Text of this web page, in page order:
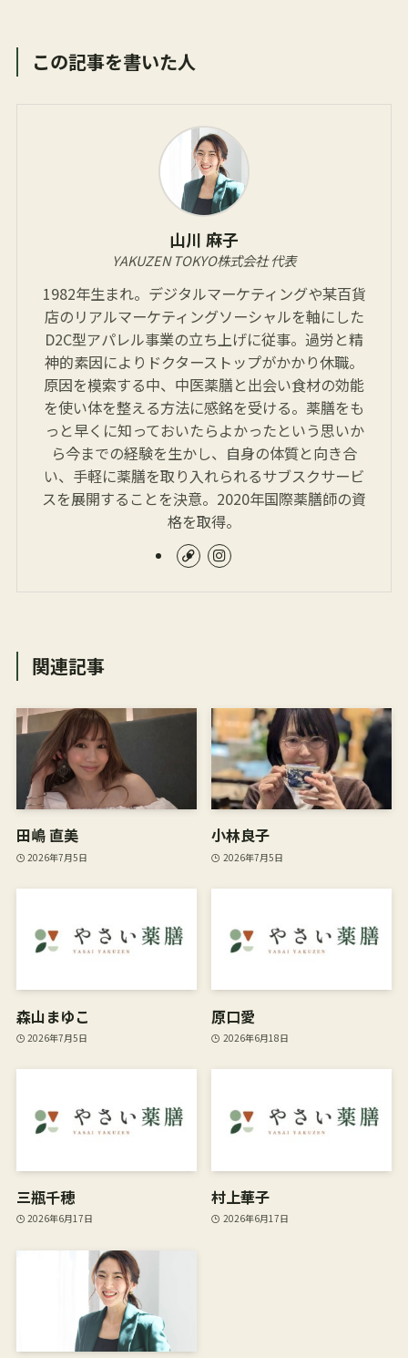
この記事を書いた人
山川 麻子
YAKUZEN TOKYO株式会社 代表
1982年生まれ。デジタルマーケティングや某百貨
店のリアルマーケティングソーシャルを軸にした
D2C型アパレル事業の立ち上げに従事。過労と精
神的素因によりドクターストップがかかり休職。
原因を模索する中、中医薬膳と出会い食材の効能
を使い体を整える方法に感銘を受ける。薬膳をも
っと早くに知っておいたらよかったという思いか
ら今までの経験を生かし、自身の体質と向き合
い、手軽に薬膳を取り入れられるサブスクサービ
スを展開することを決意。2020年国際薬膳師の資
格を取得。
関連記事
田嶋 直美
2026年7月5日
小林良子
2026年7月5日
森山まゆこ
2026年7月5日
原口愛
2026年6月18日
三瓶千穂
2026年6月17日
村上華子
2026年6月17日